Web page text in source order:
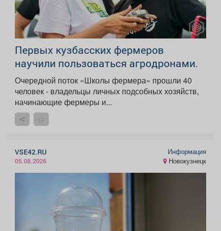
Первых кузбасских фермеров
научили пользоваться агродронами.
Очередной поток «Школы фермера» прошли 40
человек - владельцы личных подсобных хозяйств,
начинающие фермеры и...
VSE42.RU
05.08.2026
Информация
Новокузнецк